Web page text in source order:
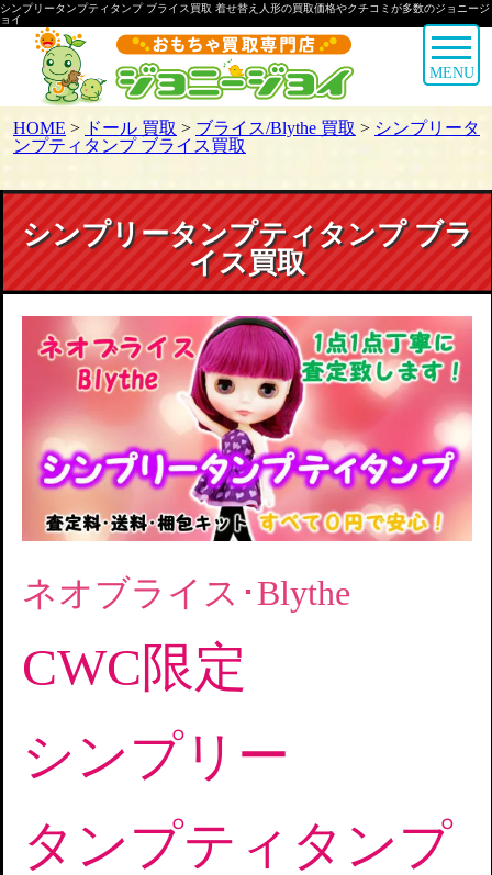
シンプリータンプティタンプ ブライス買取 着せ替え人形の買取価格やクチコミが多数のジョニージ
ョイ
MENU
HOME > ドール 買取 > ブライス/Blythe 買取 > シンプリータ
ンプティタンプ ブライス買取
シンプリータンプティタンプ ブラ
イス買取
ネオブライス･Blythe
CWC限定
シンプリー
タンプティタンプ